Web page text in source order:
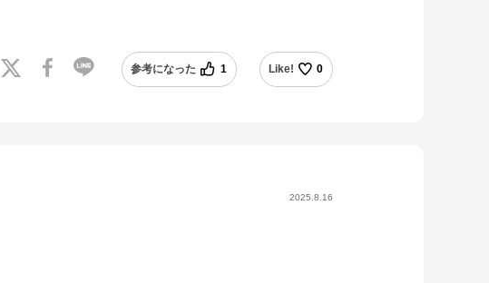
参考になった 1 Like! 0
2025.8.16